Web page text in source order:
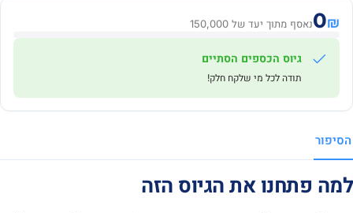
הסיפור
₪
0נאסף מתוך יעד של 150,000
גיוס הכספים הסתיים
תודה לכל מי שלקח חלק!
למה פתחנו את הגיוס הזה